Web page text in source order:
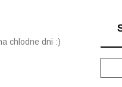
chlodne dni :)